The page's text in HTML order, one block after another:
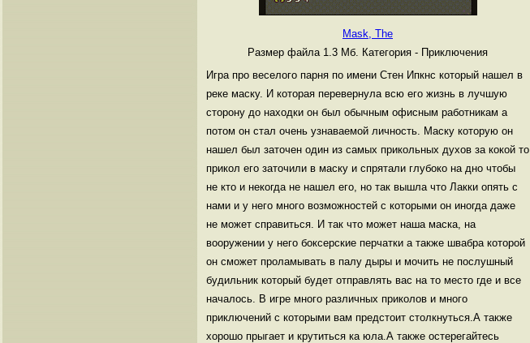
Mask, The
Размер файла 1.3 Мб. Категория - Приключения
Игра про веселого парня по имени Стен Ипкнс который нашел в
реке маску. И которая перевернула всю его жизнь в лучшую
сторону до находки он был обычным офисным работникам а
потом он стал очень узнаваемой личность. Маску которую он
нашел был заточен один из самых прикольных духов за кокой то
прикол его заточили в маску и спрятали глубоко на дно чтобы
не кто и некогда не нашел его, но так вышла что Лакки опять с
нами и у него много возможностей с которыми он иногда даже
не может справиться. И так что может наша маска, на
вооружении у него боксерские перчатки а также швабра которой
он сможет проламывать в палу дыры и мочить не послушный
будильник который будет отправлять вас на то место где и все
началось. В игре много различных приколов и много
приключений с которыми вам предстоит столкнуться.А также
хорошо прыгает и крутиться ка юла.А также остерегайтесь